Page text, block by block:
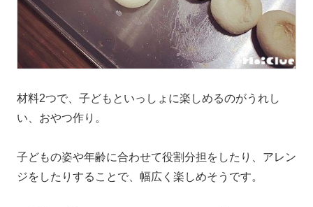
材料2つで、子どもといっしょに楽しめるのがうれし
い、おやつ作り。
子どもの姿や年齢に合わせて役割分担をしたり、アレン
ジをしたりすることで、幅広く楽しめそうです。